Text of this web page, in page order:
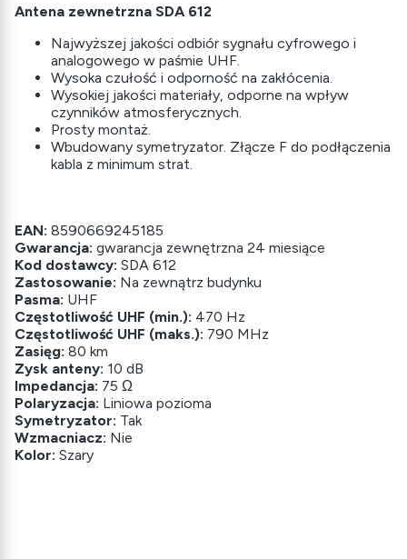
Antena zewnetrzna SDA 612
Najwyższej jakości odbiór sygnału cyfrowego i
analogowego w paśmie UHF.
Wysoka czułość i odporność na zakłócenia.
Wysokiej jakości materiały, odporne na wpływ
czynników atmosferycznych.
Prosty montaż.
Wbudowany symetryzator. Złącze F do podłączenia
kabla z minimum strat.
EAN: 8590669245185
Gwarancja: gwarancja zewnętrzna 24 miesiące
Kod dostawcy: SDA 612
Zastosowanie: Na zewnątrz budynku
Pasma: UHF
Częstotliwość UHF (min.): 470 Hz
Częstotliwość UHF (maks.): 790 MHz
Zasięg: 80 km
Zysk anteny: 10 dB
Impedancja: 75 Ω
Polaryzacja: Liniowa pozioma
Symetryzator: Tak
Wzmacniacz: Nie
Kolor: Szary